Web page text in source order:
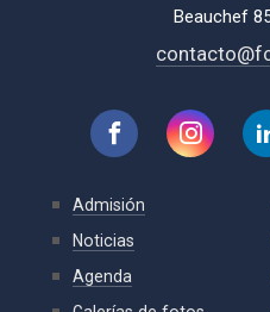
Beauchef
Admisión
Noticias
Agenda